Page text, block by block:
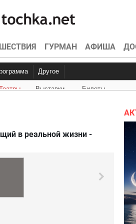
ГУРМАН АФИША
Интервью Эксклюзив
Другое
Конкурсы Видео
Выставки Билеты
в реальной жизни -